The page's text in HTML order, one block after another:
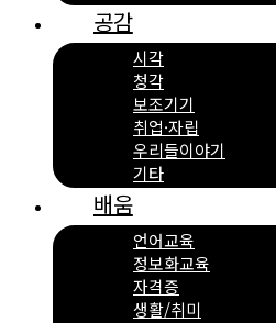
공감
시각
청각
보조기기
취업·자립
우리들이야기
기타
배움
언어교육
정보화교육
자격증
생활/취미